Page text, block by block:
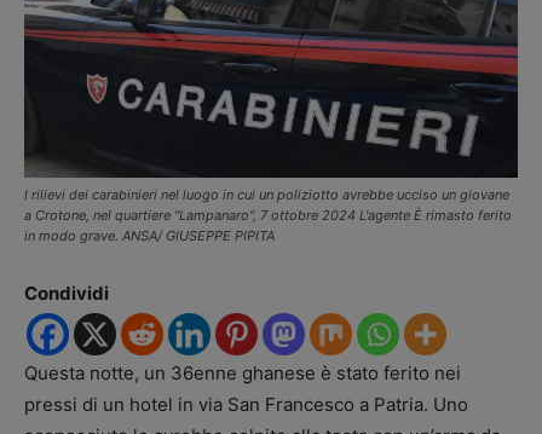
I rilievi dei carabinieri nel luogo in cui un poliziotto avrebbe ucciso un giovane
a Crotone, nel quartiere "Lampanaro", 7 ottobre 2024 L'agente È rimasto ferito
in modo grave. ANSA/ GIUSEPPE PIPITA
Condividi
Questa notte, un 36enne ghanese è stato ferito nei
pressi di un hotel in via San Francesco a Patria. Uno